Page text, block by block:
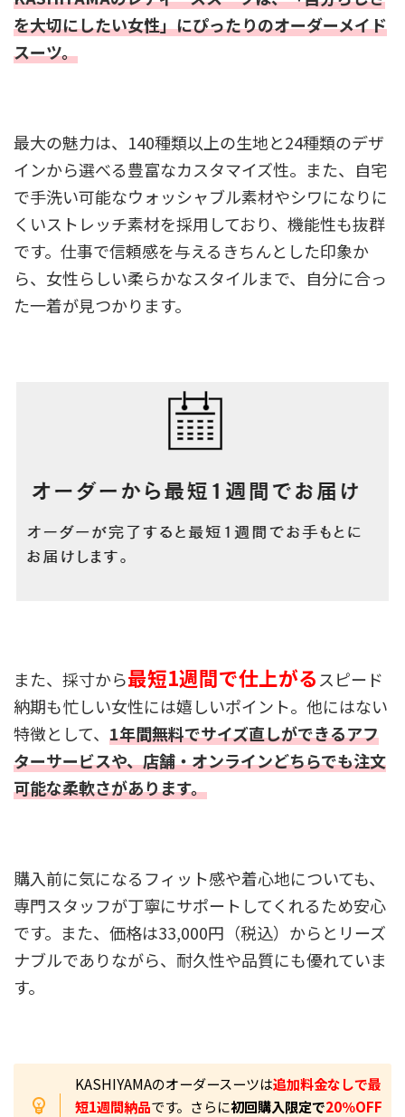
を大切にしたい女性」にぴったりのオーダーメイド
スーツ。
最大の魅力は、140種類以上の生地と24種類のデザ
インから選べる豊富なカスタマイズ性。また、自宅
で手洗い可能なウォッシャブル素材やシワになりに
くいストレッチ素材を採用しており、機能性も抜群
です。仕事で信頼感を与えるきちんとした印象か
ら、女性らしい柔らかなスタイルまで、自分に合っ
た一着が見つかります。
また、採寸から最短1週間で仕上がる スピード
納期も忙しい女性には嬉しいポイント。他にはない
特徴として、 1年間無料でサイズ直しができるアフ
ターサービスや、店舗・オンラインどちらでも注文
可能な柔軟さがあります。
購入前に気になるフィット感や着心地についても、
専門スタッフが丁寧にサポートしてくれるため安心
です。また、価格は33,000円（税込）からとリーズ
ナブルでありながら、耐久性や品質にも優れていま
す。
KASHIYAMAのオーダースーツは追加料金なしで最
短1週間納品です。さらに初回購入限定で20％OFF